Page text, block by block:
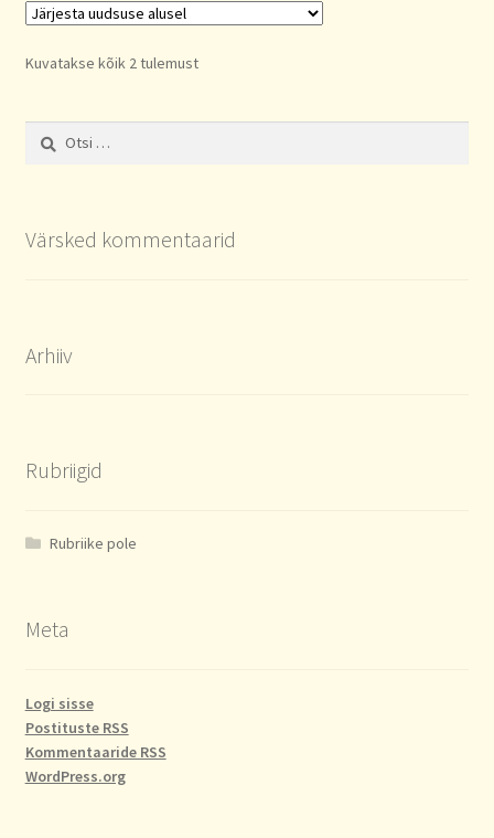
Kuvatakse kõik 2 tulemustSorted
Otsi:
Värsked kommentaarid
Arhiiv
Rubriigid
Rubriike pole
Meta
Logi sisse
Postituste RSS
Kommentaaride RSS
WordPress.org